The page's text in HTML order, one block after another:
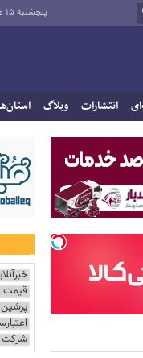
پنجشنبه ۱۵ مرداد ۱۴۰۵
انتشارات وبلاگ
قیمت
شرکت